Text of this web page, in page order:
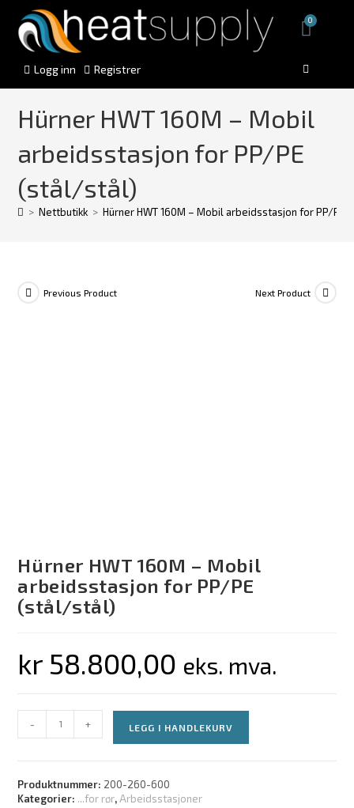
Logg inn Registrer
0
Hürner HWT 160M – Mobil
arbeidsstasjon for PP/PE
(stål/stål)
> Nettbutikk > Hürner HWT 160M – Mobil arbeidsstasjon for PP/PE
Previous Product Next Product
Hürner HWT 160M – Mobil
arbeidsstasjon for PP/PE
(stål/stål)
kr 58.800,00 eks. mva.
- + LEGG I HANDLEKURV
Produktnummer: 200-260-600
Kategorier: ...for rør, Arbeidsstasjoner